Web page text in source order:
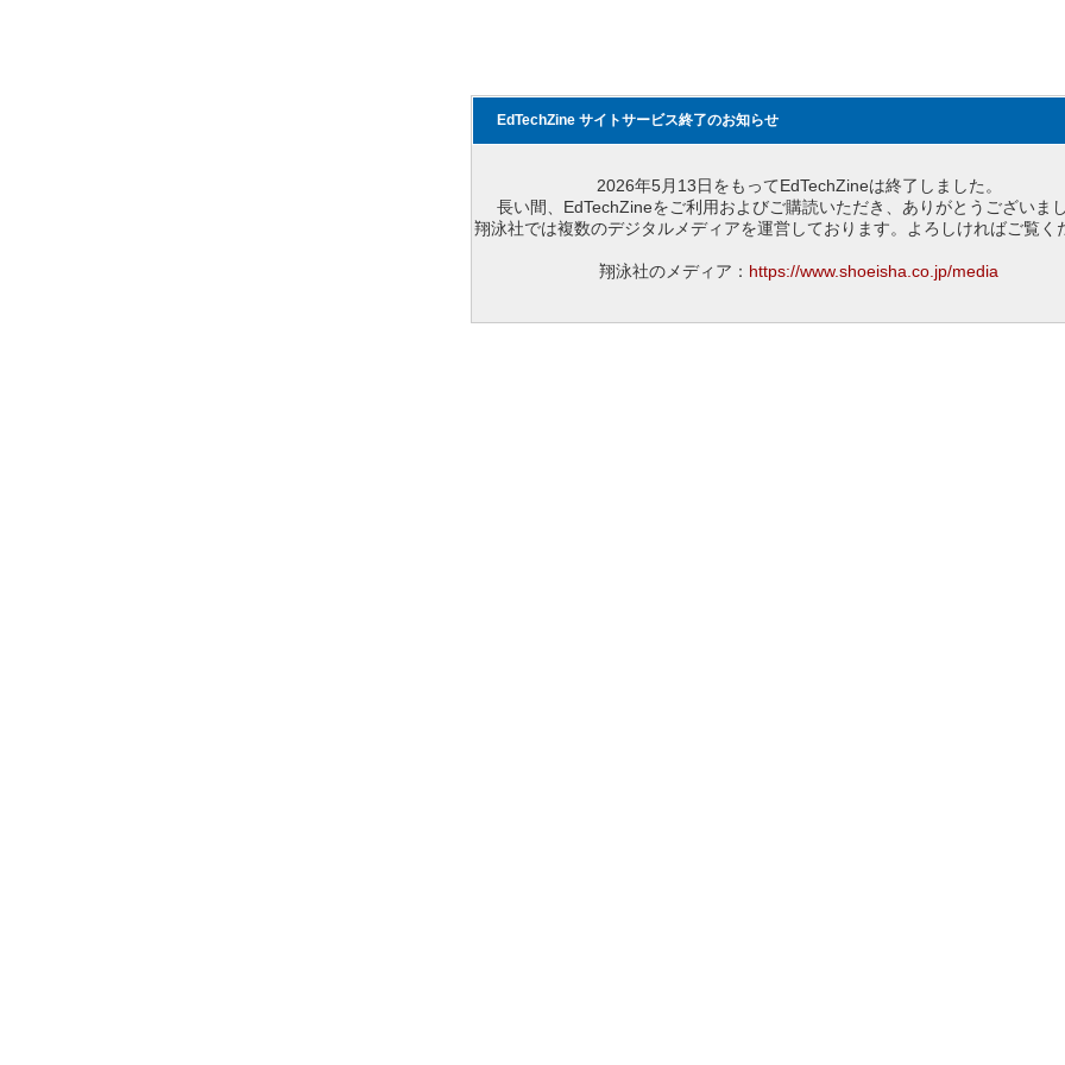
EdTechZine サイトサービス終了のお知らせ
2026年5月13日をもってEdTechZineは終了しました。
長い間、EdTechZineをご利用およびご購読いただき、ありがとうございまし
翔泳社では複数のデジタルメディアを運営しております。よろしければご覧く
翔泳社のメディア： https://www.shoeisha.co.jp/media